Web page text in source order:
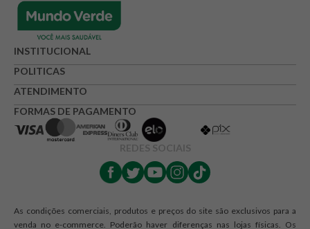
INSTITUCIONAL
POLITICAS
ATENDIMENTO
FORMAS DE PAGAMENTO
REDES SOCIAIS
As condições comerciais, produtos e preços do site são exclusivos para a
venda no e-commerce. Poderão haver diferenças nas lojas físicas. Os